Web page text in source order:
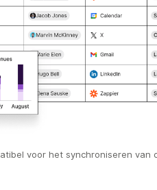
voor het synchroniseren van